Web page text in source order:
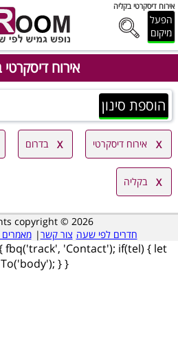
אירוח דיסקרטי בקליה
הפעל
מיקום
אירוח
הוספת סינון
אירוח דיסקרטי בדרום
בקליה
copyright © 2026
חדרים לפי שעה צור קשר| מאמרים
fbq('track', 'Contact'); if(tel) { let
} }